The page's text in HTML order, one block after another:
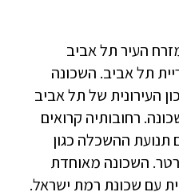
העיר תל אביב
תל אביב. השכונה
העירונית של תל אביב
רחובותיה קרואים
ההשכלה כגון
השכונה מאוחדת
עם שכונת רמת ישראל.